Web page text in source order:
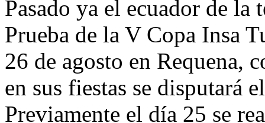
Pasado ya el ecuador de la
Prueba de la V Copa Insa
26 de agosto en Requena,
en sus fiestas se disputará
Previamente el día 25 se